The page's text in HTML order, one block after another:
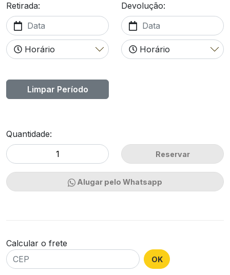
Retirada: Devolução:
Limpar Período
Quantidade:
Reservar
Alugar pelo Whatsapp
Calcular o frete
OK